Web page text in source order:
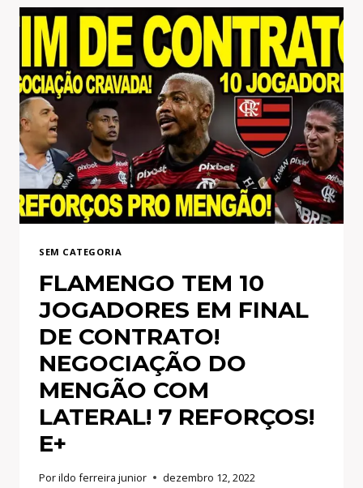
JOGADOR
DO
PORTO!
MENGÃO
COMPRANDO
DIEGO
ROSSI?
MUDANÇA
NA
ARBITRAGEM
SEM CATEGORIA
FLAMENGO TEM 10
JOGADORES EM FINAL
DE CONTRATO!
NEGOCIAÇÃO DO
MENGÃO COM
LATERAL! 7 REFORÇOS!
E+
Porildo ferreira junior dezembro 12, 2022